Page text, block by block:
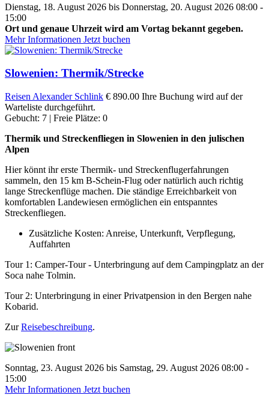
Dienstag, 18. August 2026 bis Donnerstag, 20. August 2026 08:00 -
15:00
Ort und genaue Uhrzeit wird am Vortag bekannt gegeben.
Mehr Informationen Jetzt buchen
Slowenien: Thermik/Strecke
Reisen Alexander Schlink € 890.00 Ihre Buchung wird auf der
Warteliste durchgeführt.
Gebucht: 7 | Freie Plätze: 0
Thermik und Streckenfliegen in Slowenien in den julischen
Alpen
Hier könnt ihr erste Thermik- und Streckenflugerfahrungen
sammeln, den 15 km B-Schein-Flug oder natürlich auch richtig
lange Streckenflüge machen. Die ständige Erreichbarkeit von
komfortablen Landewiesen ermöglichen ein entspanntes
Streckenfliegen.
Zusätzliche Kosten: Anreise, Unterkunft, Verpflegung,
Auffahrten
Tour 1: Camper-Tour - Unterbringung auf dem Campingplatz an der
Soca nahe Tolmin.
Tour 2: Unterbringung in einer Privatpension in den Bergen nahe
Kobarid.
ZurReisebeschreibung.
Sonntag, 23. August 2026 bis Samstag, 29. August 2026 08:00 -
15:00
Mehr Informationen Jetzt buchen